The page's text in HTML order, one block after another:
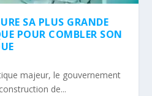
SA PLUS GRANDE
POUR COMBLER SON
majeur, le gouvernement
de...